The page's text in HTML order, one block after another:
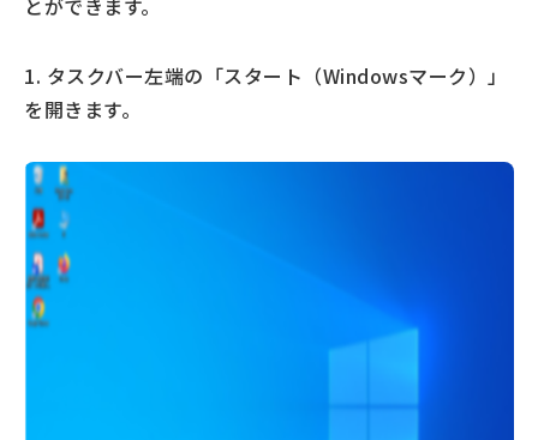
とができます。
1. タスクバー左端の「スタート（Windowsマーク）」
を開きます。